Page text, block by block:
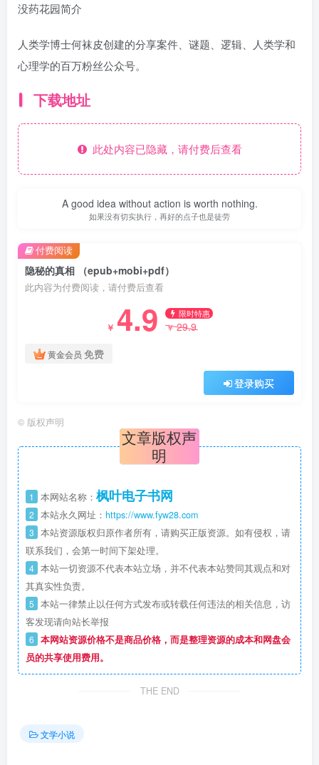
没药花园简介
人类学博士何袜皮创建的分享案件、谜题、逻辑、人类学和
心理学的百万粉丝公众号。
下载地址
此处内容已隐藏，请付费后查看
A good idea without action is worth nothing.
如果没有切实执行，再好的点子也是徒劳
隐秘的真相 （epub+mobi+pdf）
此内容为付费阅读，请付费后查看
￥ 4.9 限时特惠
￥29.9
黄金会员 免费
登录购买
付费阅读
© 版权声明
文章版权声
明
1 本网站名称： 枫叶电子书网
2 本站永久网址： https://www.fyw28.com
3 本站资源版权归原作者所有，请购买正版资源。如有侵权，请
联系我们，会第一时间下架处理。
4 本站一切资源不代表本站立场，并不代表本站赞同其观点和对
其真实性负责。
5 本站一律禁止以任何方式发布或转载任何违法的相关信息，访
客发现请向站长举报
6 本网站资源价格不是商品价格，而是整理资源的成本和网盘会
员的共享使用费用。
THE END
文学小说